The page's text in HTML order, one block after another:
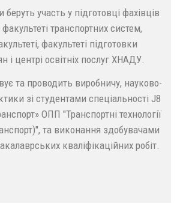
участь у підготовці фахівців
транспортних систем,
факультеті підготовки
і центрі освітніх послуг ХНАДУ.
та проводить виробничу, науково-
зі студентами спеціальності J8
ОПП "Транспортні технології
та виконання здобувачами
кваліфікаційних робіт.